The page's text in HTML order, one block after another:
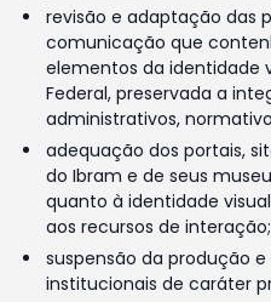
revisão e adaptação das
comunicação que
elementos da identidade
Federal, preservada a
administrativos,
adequação dos portais,
do Ibram e de seus
quanto à identidade
aos recursos de interação;
suspensão da produção
institucionais de caráter